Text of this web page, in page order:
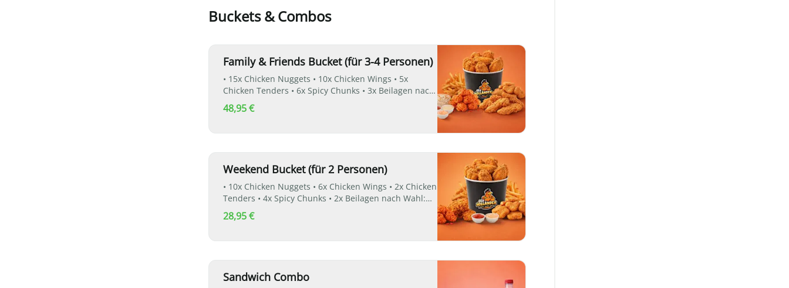
Buckets & Combos
Family & Friends Bucket (für 3-4 Personen)
• 15x Chicken Nuggets • 10x Chicken Wings • 5x
Chicken Tenders • 6x Spicy Chunks • 3x Beilagen nach
Wahl: Pommes oder Coleslaw Salat • 3 Dips nach Wahl
• inkl. 1x RANCH
48,95 €
Weekend Bucket (für 2 Personen)
• 10x Chicken Nuggets • 6x Chicken Wings • 2x Chicken
Tenders • 4x Spicy Chunks • 2x Beilagen nach Wahl:
Pommes oder Coleslaw Salat • 2x Dips nach Wahl •
inkl. 1x RANCH
28,95 €
Sandwich Combo